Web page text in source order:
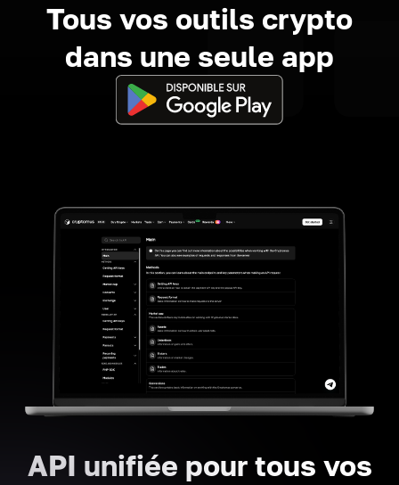
Tous vos outils crypto
dans une seule app
API unifiée pour tous vos